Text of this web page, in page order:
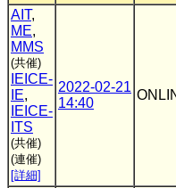
AIT,
ME,
MMS
(共催)
IEICE-
IE,
IEICE-
ITS
(共催)
(連催)
[詳細]
2022-02-21
14:40